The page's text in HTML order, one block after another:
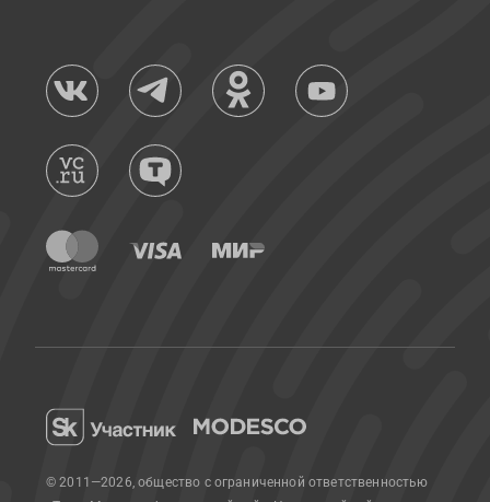
© 2011—2026, общество с ограниченной ответственностью